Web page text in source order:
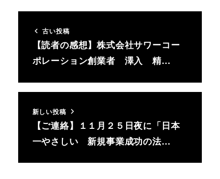
古い投稿
【読者の感想】株式会社サワーコー
ポレーション創業者 澤入 精…
新しい投稿
【ご連絡】１１月２５日夜に「日本
一やさしい 新規事業成功の法…